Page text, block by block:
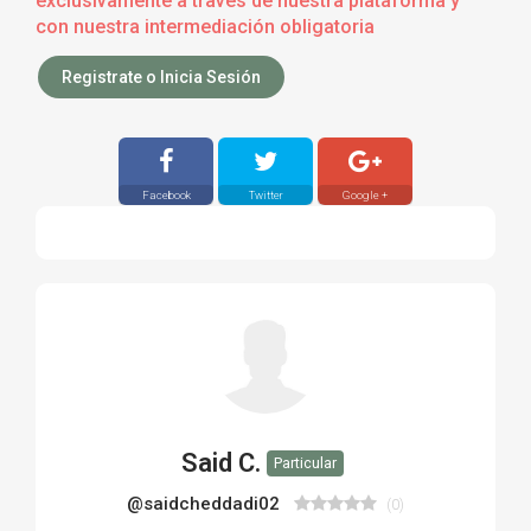
con nuestra intermediación obligatoria
Registrate o Inicia Sesión
Facebook Twitter Google +
Said C. Particular
@saidcheddadi02 (0)